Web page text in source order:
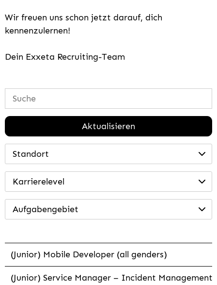
Wir freuen uns schon jetzt darauf, dich
kennenzulernen!
Dein Exxeta Recruiting-Team
Aktualisieren
Standort
Karrierelevel
Aufgabengebiet
(Junior) Mobile Developer (all genders)
(Junior) Service Manager – Incident Management